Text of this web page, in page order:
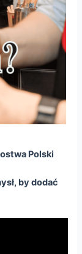
Polski
by dodać